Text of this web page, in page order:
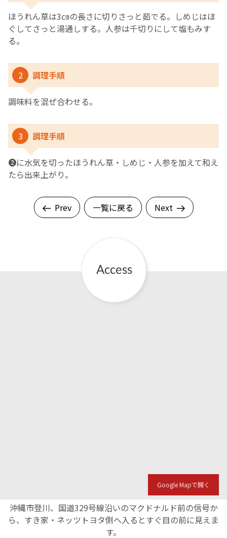
ほうれん草は3㎝の長さに切りさっと茹でる。しめじはほ
ぐしてさっと湯通しする。人参は千切りにして塩もみす
る。
2 調理手順
調味料を混ぜ合わせる。
3 調理手順
❷に水気を切ったほうれん草・しめじ・人参を加えて和え
たら出来上がり。
Prev 一覧に戻る Next
Google Mapで開く
沖縄市登川、国道329号線沿いのマクドナルド前の信号か
ら、すき家・ネッツトヨタ側へ入るとすぐ目の前に見えま
す。